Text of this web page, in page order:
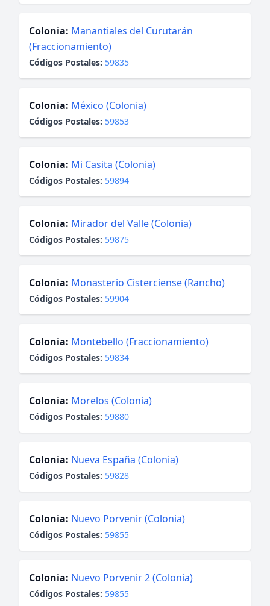
Colonia: Manantiales del Curutarán
(Fraccionamiento)
Códigos Postales: 59835
Colonia: México (Colonia)
Códigos Postales: 59853
Colonia: Mi Casita (Colonia)
Códigos Postales: 59894
Colonia: Mirador del Valle (Colonia)
Códigos Postales: 59875
Colonia: Monasterio Cisterciense (Rancho)
Códigos Postales: 59904
Colonia: Montebello (Fraccionamiento)
Códigos Postales: 59834
Colonia: Morelos (Colonia)
Códigos Postales: 59880
Colonia: Nueva España (Colonia)
Códigos Postales: 59828
Colonia: Nuevo Porvenir (Colonia)
Códigos Postales: 59855
Colonia: Nuevo Porvenir 2 (Colonia)
Códigos Postales: 59855